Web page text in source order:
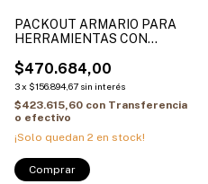
PACKOUT ARMARIO PARA
HERRAMIENTAS CON
DESLIZABLE COLGABLE
4822-8445
$470.684,00
3x $156.894,67 sin interés
$423.615,60 con Transferencia
o efectivo
¡Solo quedan 2 en stock!